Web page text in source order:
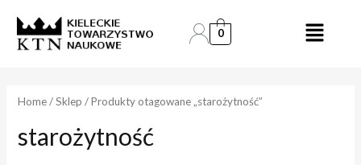
content
0
Home/Sklep / Produkty otagowane „starożytność”
starożytność